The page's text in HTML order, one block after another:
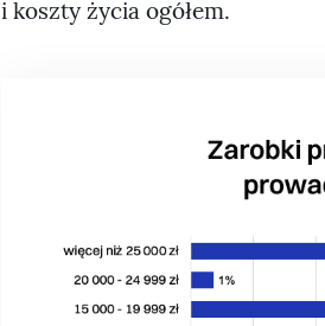
i koszty życia ogółem.